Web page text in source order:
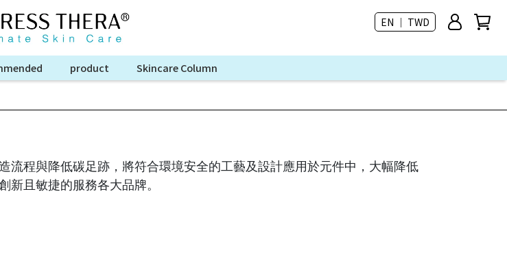
EN ｜ TWD
product Skincare Column
流程與降低碳足跡，將符合環境安全的工藝及設計應用於元件中，大幅降低
新且敏捷的服務各大品牌。